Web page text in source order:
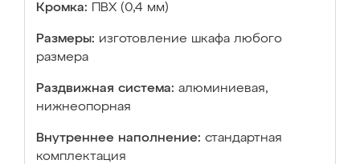
Кромка: ПВХ (0,4 мм)
Размеры: изготовление шкафа любого
размера
Раздвижная система: алюминиевая,
нижнеопорная
Внутреннее наполнение: стандартная
комплектация